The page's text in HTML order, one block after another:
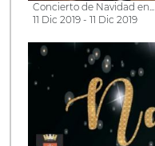
Concierto de Navidad en...
11 Dic 2019 - 11 Dic 2019